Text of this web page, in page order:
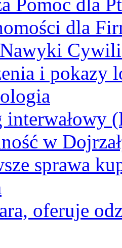
dla
i pokazy
interwałowy
w
sprawa
oferuje